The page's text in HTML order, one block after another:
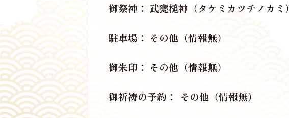
御祭神 武甕槌神（タケミカツチノカミ）
駐車場 その他（情報無）
御朱印 その他（情報無）
御祈祷の予約 その他（情報無）